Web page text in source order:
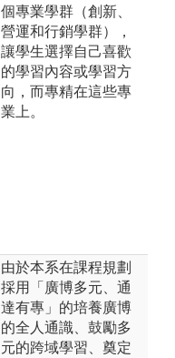
個專業學群（創新、
營運和行銷學群），
讓學生選擇自己喜歡
的學習內容或學習方
向，而專精在這些專
業上。
由於本系在課程規劃
採用「廣博多元、通
達有專」的培養廣博
的全人通識、鼓勵多
元的跨域學習、奠定